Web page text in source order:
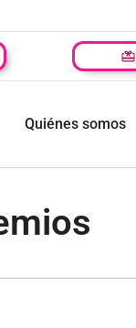
Quiénes somos